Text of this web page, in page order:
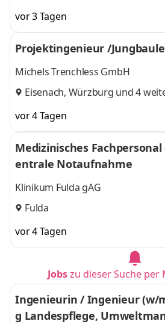
vor 3 Tagen
Projektingenieur /
Michels Trenchless GmbH
Eisenach, Würzburg und 4
vor 4 Tagen
Medizinisches
entrale Notaufnahme
Klinikum Fulda gAG
Fulda
vor 4 Tagen
Jobszu dieser Suche per
Ingenieurin / Ingenieur (w/
g Landespflege,